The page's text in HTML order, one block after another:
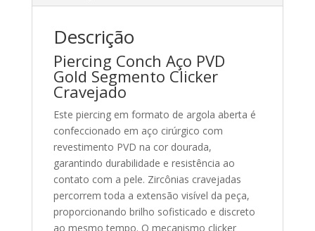
Descrição
Piercing Conch Aço PVD
Gold Segmento Clicker
Cravejado
Este piercing em formato de argola aberta é
confeccionado em aço cirúrgico com
revestimento PVD na cor dourada,
garantindo durabilidade e resistência ao
contato com a pele. Zircônias cravejadas
percorrem toda a extensão visível da peça,
proporcionando brilho sofisticado e discreto
ao mesmo tempo. O mecanismo clicker